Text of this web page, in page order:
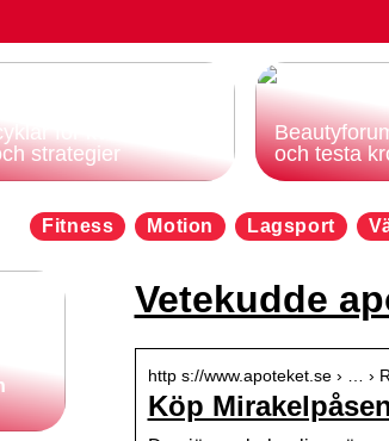
för kvinnors
strategier
och testa
Fitness Motion Lagsport
Vetekudde
http s://www.apoteket.se › … ›
Köp